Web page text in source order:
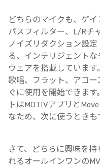
どちらのマイクも、ゲ
パスフィルター、L/Rチ
ノイズリダクション設定
る、インテリジェント
ウェアを搭載しています
歌唱、フラット、アコ
ぐに使用を開始できま
トはMOTIVアプリと
なため、次に使うときも
さて、どちらに興味を
れるオールインワンの